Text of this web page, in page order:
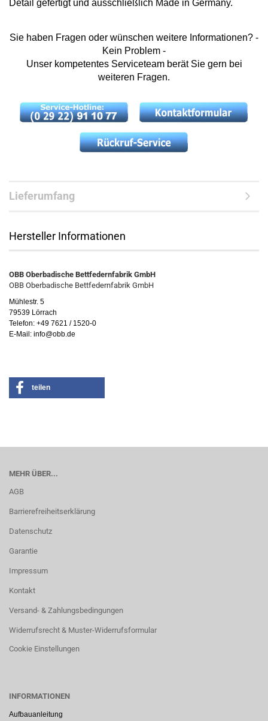
Detail gefertigt und ausschließlich Made in Germany.
Sie haben Fragen oder wünschen weitere Informationen? -
Kein Problem -
Unser kompetentes Serviceteam berät Sie gern bei
weiteren Fragen.
Lieferumfang
Hersteller Informationen
OBB Oberbadische Bettfedernfabrik GmbH
OBB Oberbadische Bettfedernfabrik GmbH
Mühlestr. 5
79539 Lörrach
Telefon: +49 7621 / 1520-0
E-Mail: info@obb.de
teilen
MEHR ÜBER...
AGB
Barrierefreiheitserklärung
Datenschutz
Garantie
Impressum
Kontakt
Versand- & Zahlungsbedingungen
Widerrufsrecht & Muster-Widerrufsformular
Cookie Einstellungen
INFORMATIONEN
Aufbauanleitung